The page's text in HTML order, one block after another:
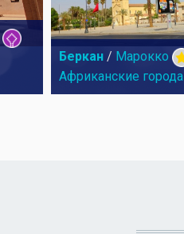
Беркан / Марокко
Африканские города